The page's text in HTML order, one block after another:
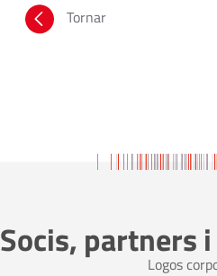
Tornar
Socis, partners
Logos